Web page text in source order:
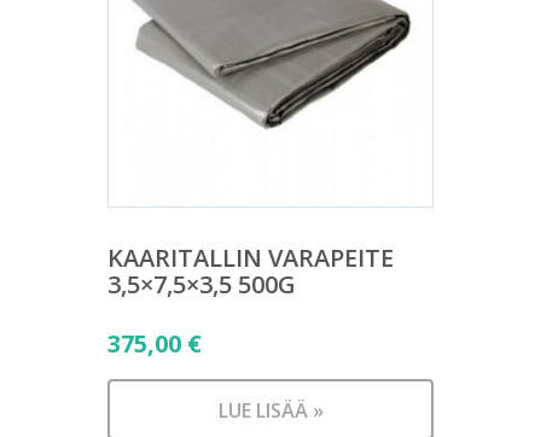
KAARITALLIN VARAPEITE
3,5×7,5×3,5 500G
375,00 €
LUE LISÄÄ »